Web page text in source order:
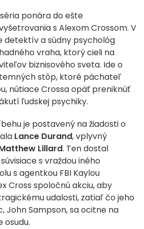
ponára do ešte
s Alexom Crossom. V
detektív a súdny psychológ
vraha, ktorý cieli na
biznisového sveta. Ide o
stôp, ktoré páchateľ
nútiace Crossa opäť preniknúť
ľudskej psychiky.
je postavený na žiadosti o
Lance Durand, vplyvný
Lillard. Ten dostal
s vraždou iného
s agentkou FBI Kaylou
Cross spoločnú akciu, aby
udalosti, zatiaľ čo jeho
John Sampson, sa ocitne na
osudu.